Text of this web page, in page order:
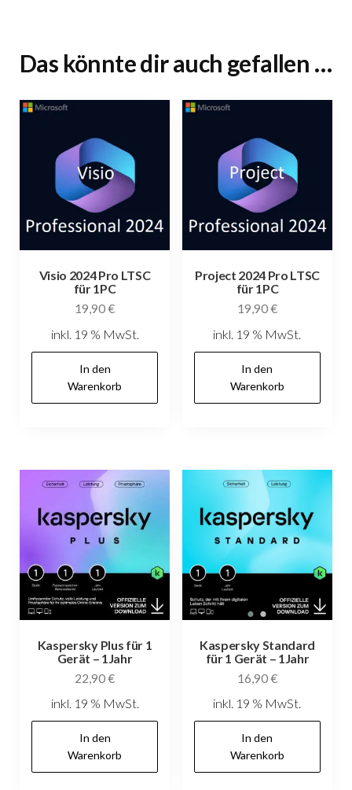
Das könnte dir auch gefallen …
Visio 2024 Pro LTSC
für 1PC
19,90€
inkl. 19 % MwSt.
In den
Warenkorb
Project 2024 Pro LTSC
für 1PC
19,90€
inkl. 19 % MwSt.
In den
Warenkorb
Kaspersky Plus für 1
Gerät – 1Jahr
22,90€
inkl. 19 % MwSt.
In den
Warenkorb
Kaspersky Standard
für 1 Gerät – 1Jahr
16,90€
inkl. 19 % MwSt.
In den
Warenkorb